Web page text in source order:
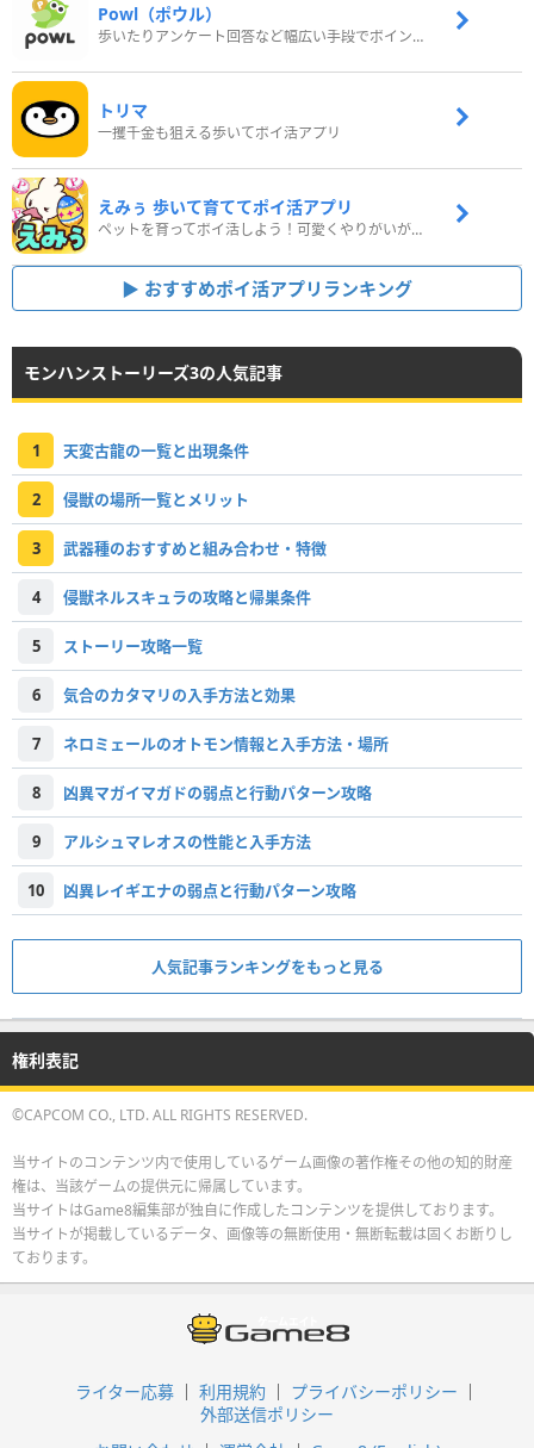
Powl（ポウル）
歩いたりアンケート回答など幅広い手段でポイントをゲット
トリマ
一攫千金も狙える歩いてポイ活アプリ
えみぅ 歩いて育ててポイ活アプリ
ペットを育ってポイ活しよう！可愛くやりがいがある新感覚アプリ
おすすめポイ活アプリランキング
モンハンストーリーズ3の人気記事
1 天変古龍の一覧と出現条件
2 侵獣の場所一覧とメリット
3 武器種のおすすめと組み合わせ・特徴
4 侵獣ネルスキュラの攻略と帰巣条件
5 ストーリー攻略一覧
6 気合のカタマリの入手方法と効果
7 ネロミェールのオトモン情報と入手方法・場所
8 凶異マガイマガドの弱点と行動パターン攻略
9 アルシュマレオスの性能と入手方法
10 凶異レイギエナの弱点と行動パターン攻略
人気記事ランキングをもっと見る
権利表記
©CAPCOM CO., LTD. ALL RIGHTS RESERVED.
当サイトのコンテンツ内で使用しているゲーム画像の著作権その他の知的財産
権は、当該ゲームの提供元に帰属しています。
当サイトはGame8編集部が独自に作成したコンテンツを提供しております。
当サイトが掲載しているデータ、画像等の無断使用・無断転載は固くお断りし
ております。
ライター応募 利用規約
プライバシーポリシー
外部送信ポリシー